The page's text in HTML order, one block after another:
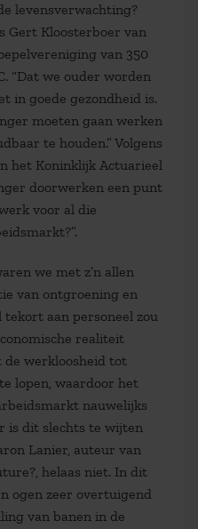
levensverwachting?
Gert Kloosterboer van
van 350
“Dat we ouder worden
in goede gezondheid is.
moeten gaan werken
te houden.” Volgens
het Koninklijk Actuarieel
doorwerken een punt
voor al die
we met z’n allen
van ontgroening en
aan personeel zou
realiteit
de werkloosheid tot
lopen, waardoor het
nauwelijks
is dit slechts te wijten
Lanier, auteur van
helaas niet. In dit
ogen zeer overtuigend
van banen in de